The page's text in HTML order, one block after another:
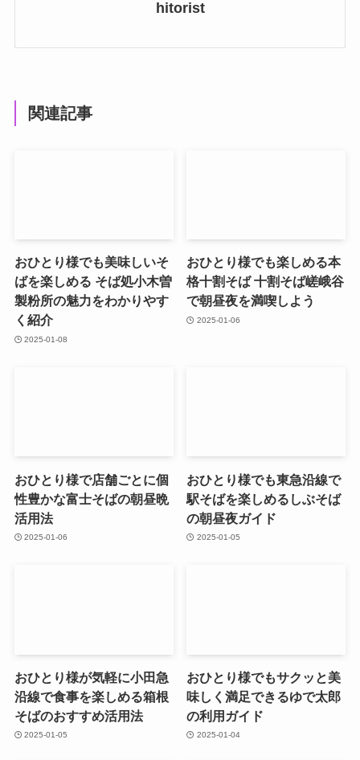
hitorist
関連記事
おひとり様でも美味しいそ
ばを楽しめる そば処小木曽
製粉所の魅力をわかりやす
く紹介
2025-01-08
おひとり様でも楽しめる本
格十割そば 十割そば嵯峨谷
で朝昼夜を満喫しよう
2025-01-06
おひとり様で店舗ごとに個
性豊かな富士そばの朝昼晩
活用法
2025-01-06
おひとり様でも東急沿線で
駅そばを楽しめるしぶそば
の朝昼夜ガイド
2025-01-05
おひとり様が気軽に小田急
沿線で食事を楽しめる箱根
そばのおすすめ活用法
2025-01-05
おひとり様でもサクッと美
味しく満足できるゆで太郎
の利用ガイド
2025-01-04